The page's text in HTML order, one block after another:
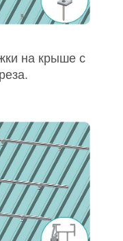
на крыше с